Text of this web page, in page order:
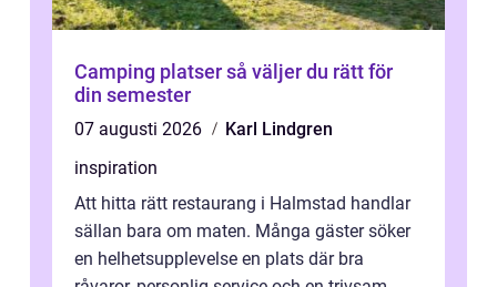
Camping platser så väljer du rätt för
din semester
07 augusti 2026
Karl Lindgren
inspiration
Att hitta rätt restaurang i Halmstad handlar
sällan bara om maten. Många gäster söker
en helhetsupplevelse en plats där bra